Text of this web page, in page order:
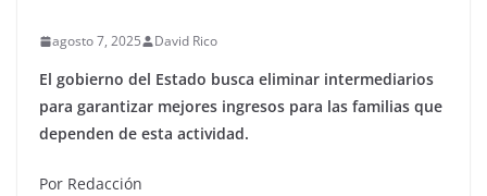
agosto 7, 2025 David Rico
El gobierno del Estado busca eliminar intermediarios
para garantizar mejores ingresos para las familias que
dependen de esta actividad.
Por Redacción